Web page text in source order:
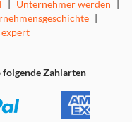
| Unternehmer werden |
|
Zahlarten